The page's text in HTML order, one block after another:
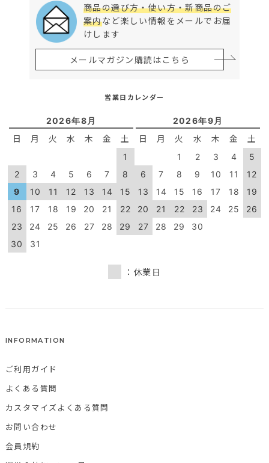
商品の選び方・使い方・新商品のご
案内など楽しい情報をメールでお届
けします
メールマガジン購読はこちら
営業日カレンダー
2026年8月
日 月 火 水 木 金 土
1
2
3 4 5 6 7
8
9
10 11 12 13 14
15
16
17 18 19 20 21
22
23
24 25 26 27 28
29
30
31
2026年9月
日 月 火 水 木 金 土
1 2 3 4
5
6
7 8 9 10 11
12
13
14 15 16 17 18
19
20
21 22 23 24 25
26
27
28 29 30
：休業日
INFORMATION
ご利用ガイド
よくある質問
カスタマイズよくある質問
お問い合わせ
会員規約